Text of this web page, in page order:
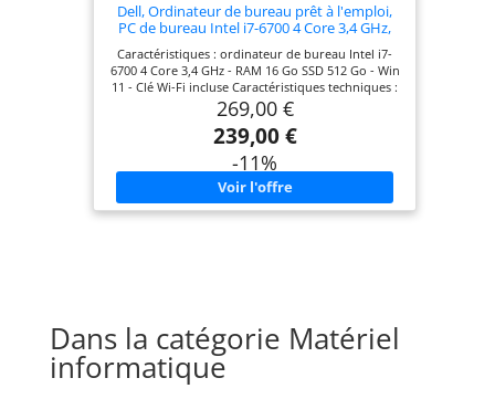
Dell, Ordinateur de bureau prêt à l'emploi,
PC de bureau Intel i7-6700 4 Core 3,4 GHz,
RAM 16 Go, SSD 512 Go, paquet Libre Office,
Win 11 et clé Wi-Fi (reconditionné)
Caractéristiques : ordinateur de bureau Intel i7-
6700 4 Core 3,4 GHz - RAM 16 Go SSD 512 Go - Win
11 - Clé Wi-Fi incluse Caractéristiques techniques :
6 x USB-A 3.0, 4 x USB-A 2.0, Gb LAN, 2 x
DisplayPort, HDMI, 2 x PS/2, Audio In, Audio Out -
93 x 290 x 312 - Carte graphique : Intel HD
Graphics 530 [Garantie] - La garantie du produit
est de 12 mois à compter de la date d'achat. Ne
couvre pas les dommages accidentels, pour
éventuels retours contactez le vendeur. [Prêt à
l'emploi] - Le PC est configuré par nos techniciens
L'accessoire n'est peut-être pas original, mais il est
compatible et entièrement fonctionnel. Le produit
peut être livré dans une boîte générique.
269,00 €
239,00 €
-11%
Dans la catégorie Matériel
informatique